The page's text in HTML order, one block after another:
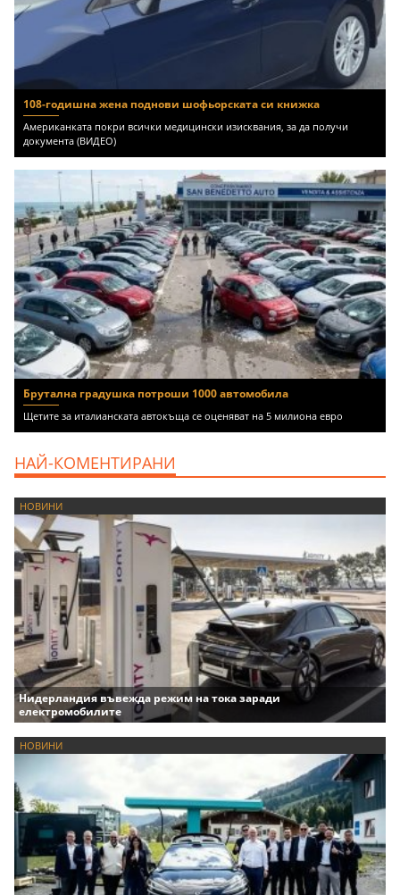
108-годишна жена поднови шофьорската си книжка
Американката покри всички медицински изисквания, за да получи
документа (ВИДЕО)
Брутална градушка потроши 1000 автомобила
Щетите за италианската автокъща се оценяват на 5 милиона евро
НАЙ-КОМЕНТИРАНИ
НОВИНИ
Нидерландия въвежда режим на тока заради
електромобилите
НОВИНИ